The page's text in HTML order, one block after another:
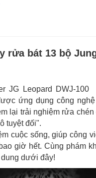
rửa bát 13 bộ
JG Leopard DWJ-
ứng dụng công
lại trải nghiệm rửa chén
tuyệt đối".
cuộc sống, giúp công
giờ hết. Cùng phám
dưới đây!